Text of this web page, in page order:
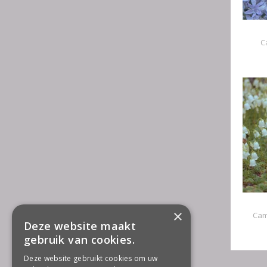
×
Deze website maakt
gebruik van cookies.
Deze website gebruikt cookies om uw